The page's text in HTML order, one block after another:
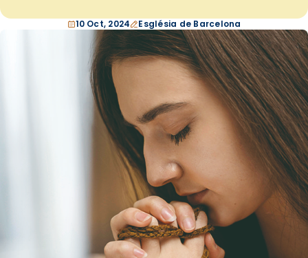
10 Oct, 2024 Església de Barcelona